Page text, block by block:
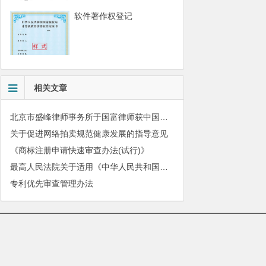
软件著作权登记
相关文章
关于促进网络拍卖规范健康发展的指导意见
《商标注册申请快速审查办法(试行)》
专利优先审查管理办法